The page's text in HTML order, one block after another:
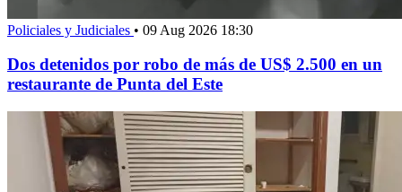
Policiales y Judiciales • 09 Aug 2026 18:30
Dos detenidos por robo de más de US$ 2.500 en un
restaurante de Punta del Este